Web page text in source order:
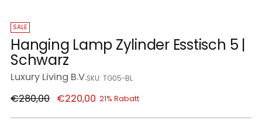
SALE
Hanging Lamp Zylinder Esstisch 5 |
Schwarz
Luxury Living B.V.SKU: TG05-BL
Regulärer
€280,00 €220,00 21% Rabatt